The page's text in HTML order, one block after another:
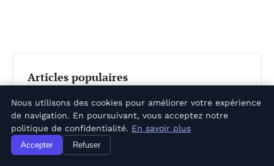
Articles populaires
1
Découvrez les hébergements insolites en
Drôme Provençale à ne pas manquer en 2026
30 juin 2026
Nous utilisons des cookies pour améliorer votre expérience
de navigation. En poursuivant, vous acceptez notre
politique de confidentialité. En savoir plus
Accepter Refuser